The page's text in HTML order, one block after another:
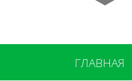
ГЛАВНАЯ